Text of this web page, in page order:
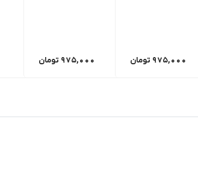
975,000 تومان 975,000 تومان